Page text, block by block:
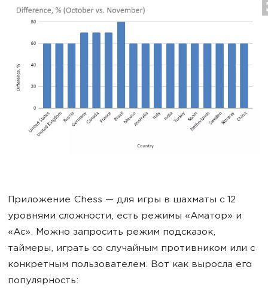
Приложение Chess — для игры в шахматы с 12
уровнями сложности, есть режимы «Аматор» и
«Ас». Можно запросить режим подсказок,
таймеры, играть со случайным противником или с
конкретным пользователем. Вот как выросла его
популярность: